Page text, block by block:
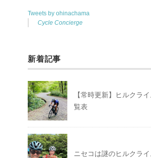
Tweets by ohinachama
Cycle Concierge
新着記事
【常時更新】ヒルクラ
覧表
ニセコは謎のヒルクライ